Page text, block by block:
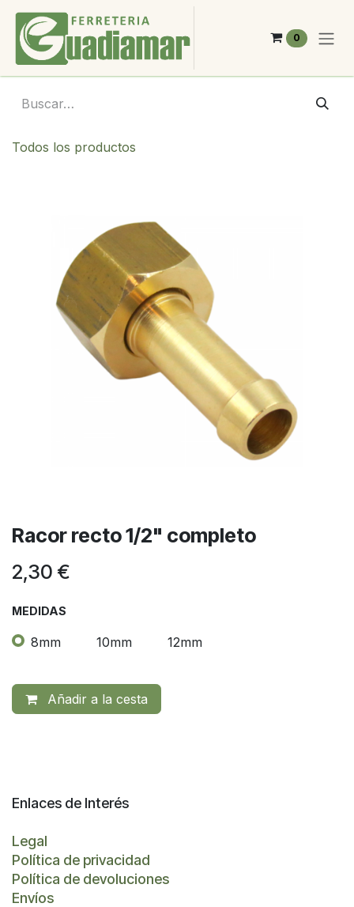
Ir al contenido
0
Todos los productos
Racor recto 1/2" completo
2,30 €
MEDIDAS
8mm 10mm 12mm
Añadir a la cesta
Enlaces de Interés
Legal
Política de privacidad
Política de devoluciones
Envíos